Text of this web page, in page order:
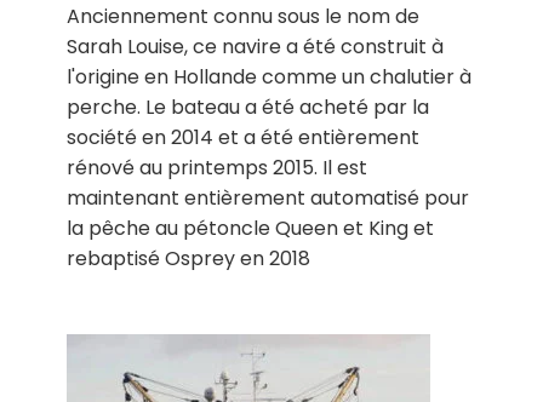
Anciennement connu sous le nom de
Sarah Louise, ce navire a été construit à
l'origine en Hollande comme un chalutier à
perche. Le bateau a été acheté par la
société en 2014 et a été entièrement
rénové au printemps 2015. Il est
maintenant entièrement automatisé pour
la pêche au pétoncle Queen et King et
rebaptisé Osprey en 2018